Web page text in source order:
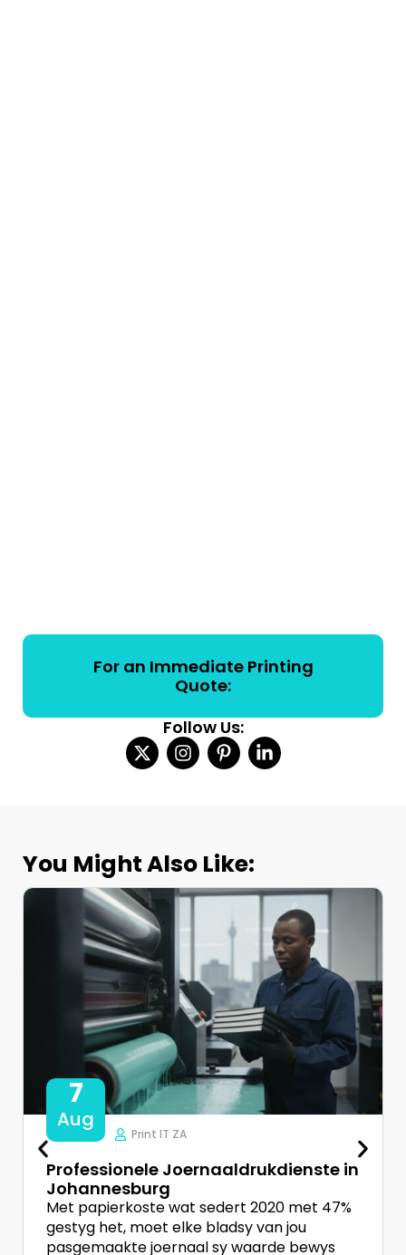
For an Immediate Printing
Quote:
Follow Us:
You Might Also Like:
7
Aug
Print IT ZA
Professionele Joernaaldrukdienste in
Johannesburg
Met papierkoste wat sedert 2020 met 47%
gestyg het, moet elke bladsy van jou
pasgemaakte joernaal sy waarde bewys